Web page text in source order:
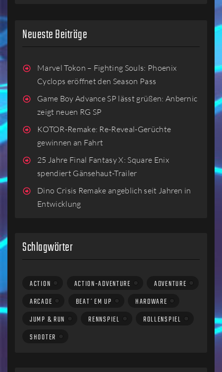
Neueste Beiträge
Marvel Tokon – Fighting Souls: Phoenix
Cyclops eröffnet den Season Pass
Game Boy Advance SP lässt grüßen: Anbernic
zeigt neuen RG SP
KOTOR-Remake: Re-Reveal-Gerüchte
gewinnen an Fahrt
25 Jahre Final Fantasy X: Square Enix
spendiert Gänsehaut-Trailer
Dino Crisis Remake angeblich seit Jahren in
Entwicklung
Schlagwörter
ACTION ACTION-ADVENTURE
ADVENTURE
ARCADE
BEAT´EM UP
HARDWARE
JUMP & RUN
RENNSPIEL
ROLLENSPIEL
SHOOTER